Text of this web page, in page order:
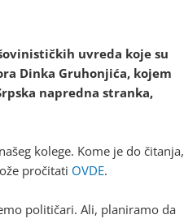
uvreda koje su
Dinka Gruhonjića, kojem
napredna stranka,
kolege. Kome je do čitanja,
pročitati OVDE.
političari. Ali, planiramo da